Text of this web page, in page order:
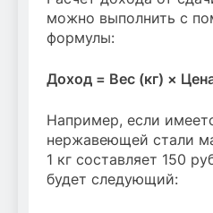
можно выполнить с
формулы:
Доход = Вес (кг) ×
Например, если
нержавеющей стали
1 кг составляет 150
будет следующий: